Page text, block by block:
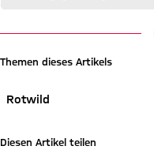
Themen dieses Artikels
Rotwild
Diesen Artikel teilen